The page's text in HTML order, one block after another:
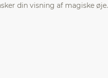
din visning af magiske øje.